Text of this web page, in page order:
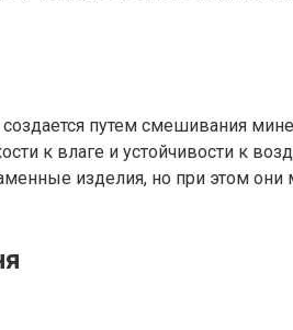
путем смешивания
к влаге и устойчивости к
изделия, но при этом